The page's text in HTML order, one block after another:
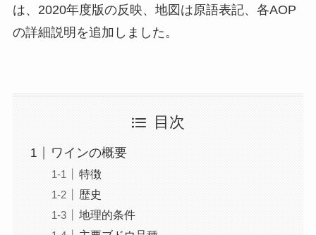
は、2020年度版の反映、地図は原語表記、各AOP
の詳細説明を追加しました。
目次
ワインの概要
特徴
歴史
地理的条件